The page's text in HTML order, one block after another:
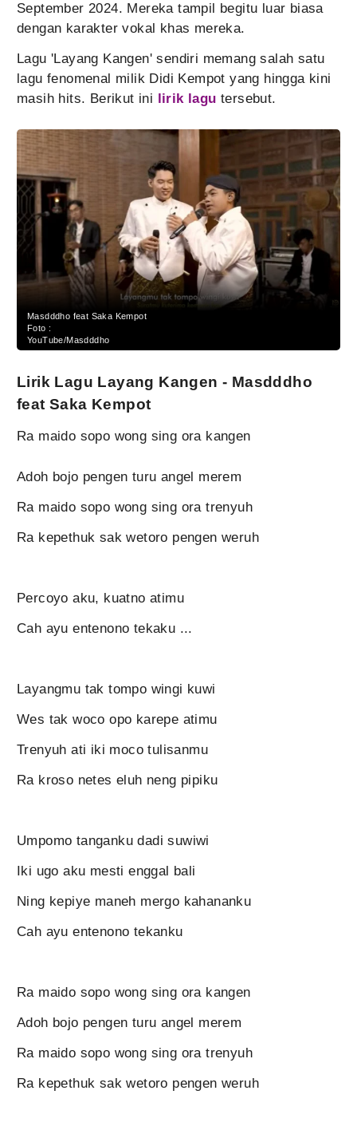
September 2024. Mereka tampil begitu luar biasa
dengan karakter vokal khas mereka.
Lagu 'Layang Kangen' sendiri memang salah satu
lagu fenomenal milik Didi Kempot yang hingga kini
masih hits. Berikut ini lirik lagu tersebut.
Masdddho feat Saka Kempot
Foto :
YouTube/Masdddho
Lirik Lagu Layang Kangen - Masdddho
feat Saka Kempot
Ra maido sopo wong sing ora kangen
Adoh bojo pengen turu angel merem
Ra maido sopo wong sing ora trenyuh
Ra kepethuk sak wetoro pengen weruh
Percoyo aku, kuatno atimu
Cah ayu entenono tekaku ...
Layangmu tak tompo wingi kuwi
Wes tak woco opo karepe atimu
Trenyuh ati iki moco tulisanmu
Ra kroso netes eluh neng pipiku
Umpomo tanganku dadi suwiwi
Iki ugo aku mesti enggal bali
Ning kepiye maneh mergo kahananku
Cah ayu entenono tekanku
Ra maido sopo wong sing ora kangen
Adoh bojo pengen turu angel merem
Ra maido sopo wong sing ora trenyuh
Ra kepethuk sak wetoro pengen weruh